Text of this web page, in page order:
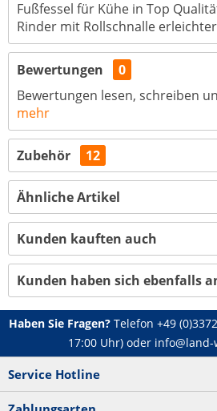
Fußfessel für Kühe in Top
Rinder mit Rollschnalle
Bewertungen
0
Bewertungen lesen, schreiben
mehr
Zubehör 12
Ähnliche Artikel
Kunden kauften auch
Kunden haben sich ebenfalls
Haben Sie Fragen? Telefon +49
17:00 Uhr) oder
Service Hotline